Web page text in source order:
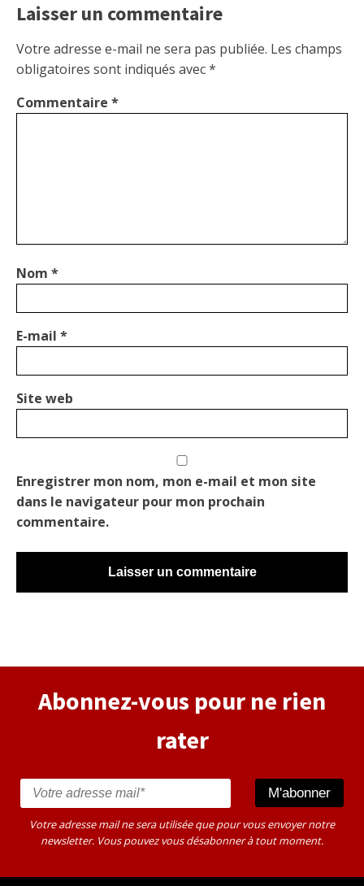
Laisser un commentaire
Votre adresse e-mail ne sera pas publiée. Les champs
obligatoires sont indiqués avec*
Commentaire *
Nom *
E-mail *
Site web
Enregistrer mon nom, mon e-mail et mon site
dans le navigateur pour mon prochain
commentaire.
Abonnez-vous pour ne rien
rater
Votre adresse mail ne sera utilisée que pour vous envoyer notre
newsletter. Vous pouvez vous désabonner à tout moment.